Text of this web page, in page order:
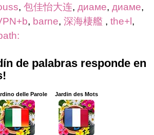
, 包佳怡大连, диаме, диаме,
, barne, 深海棲艦 , the+l ,
de palabras responde en
delle Parole Jardin des Mots